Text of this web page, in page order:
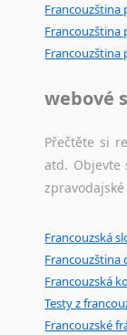
Darí
Francouzština
Francouzština
Francouzština
webové
Přečtěte si
atd. Objevte
Francouzská
Francouzština
Francouzská
Testy z
Francouzské